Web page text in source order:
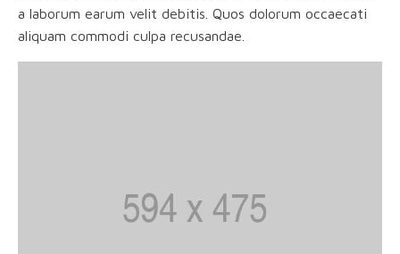
a laborum earum velit debitis. Quos dolorum occaecati
aliquam commodi culpa recusandae.